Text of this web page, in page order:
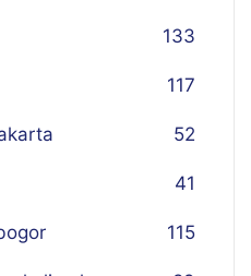
133
117
52
41
115